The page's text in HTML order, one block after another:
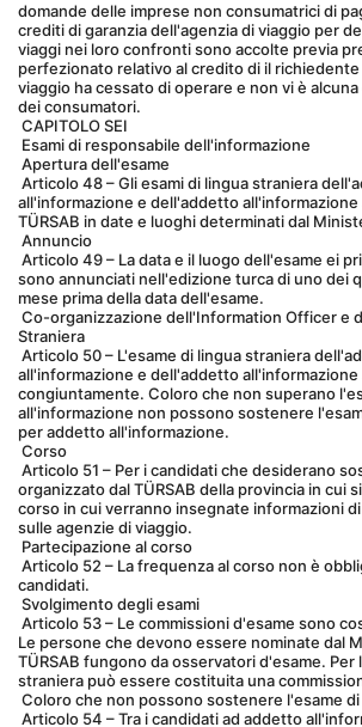
domande delle imprese non consumatrici di
crediti di garanzia dell'agenzia di viaggio per
viaggi nei loro confronti sono accolte previa
perfezionato relativo al credito di il richiedente
viaggio ha cessato di operare e non vi è
dei consumatori.
CAPITOLO SEI
Esami di responsabile dell'informazione
Apertura dell'esame
all'informazione e dell'addetto
TÜRSAB in date e luoghi determinati dal
Annuncio
sono annunciati nell'edizione turca di uno dei
mese prima della data dell'esame.
Straniera
all'informazione e dell'addetto all'informazione
congiuntamente. Coloro che non superano
all'informazione non possono sostenere
per addetto all'informazione.
Corso
organizzato dal TÜRSAB della provincia in cui
corso in cui verranno insegnate informazioni
sulle agenzie di viaggio.
Partecipazione al corso
candidati.
Svolgimento degli esami
Le persone che devono essere nominate dal
TÜRSAB fungono da osservatori d'esame. Per
straniera può essere costituita una
Coloro che non possono sostenere l'esame